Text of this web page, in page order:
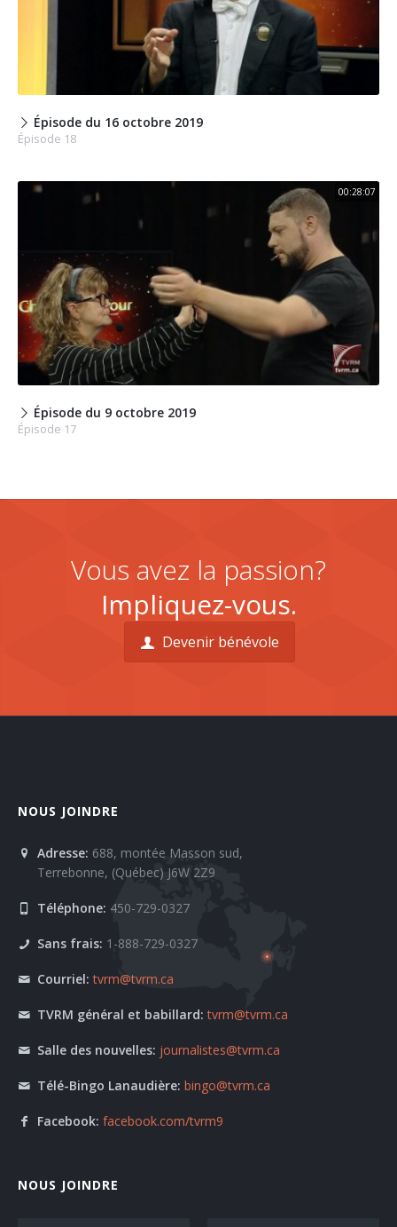
Épisode du 16 octobre 2019
Épisode 18
00:28:07
Épisode du 9 octobre 2019
Épisode 17
Vous avez la passion?
Impliquez-vous.
Devenir bénévole
NOUS JOINDRE
Adresse: 688, montée Masson sud,
Terrebonne, (Québec) J6W 2Z9
Téléphone: 450-729-0327
Sans frais: 1-888-729-0327
Courriel: tvrm@tvrm.ca
TVRM général et babillard: tvrm@tvrm.ca
Salle des nouvelles: journalistes@tvrm.ca
Télé-Bingo Lanaudière: bingo@tvrm.ca
Facebook: facebook.com/tvrm9
NOUS JOINDRE